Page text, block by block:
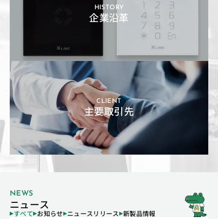
HISTORY
企業沿革
CLIENT
主要取引先
NEWS
ニュース
すべて お知らせ ニュースリリース 新製品情報